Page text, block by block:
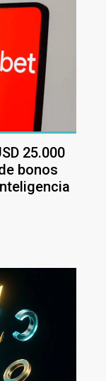
25.000
bonos